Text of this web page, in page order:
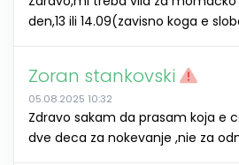
den,13 ili 14.09(zavisno koga e
Zoran stankovski
05.08.2025 10:32
Zdravo sakam da prasam koja e
dve deca za nokevanje ,nie za